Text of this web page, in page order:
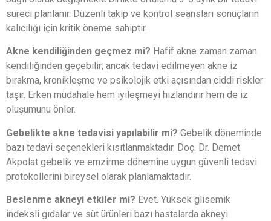
süreci planlanır. Düzenli takip ve kontrol seansları sonuçların
kalıcılığı için kritik öneme sahiptir.
Akne kendiliğinden geçmez mi? Hafif akne zaman zaman
kendiliğinden geçebilir; ancak tedavi edilmeyen akne iz
bırakma, kronikleşme ve psikolojik etki açısından ciddi riskler
taşır. Erken müdahale hem iyileşmeyi hızlandırır hem de iz
oluşumunu önler.
Gebelikte akne tedavisi yapılabilir mi? Gebelik döneminde
bazı tedavi seçenekleri kısıtlanmaktadır. Doç. Dr. Demet
Akpolat gebelik ve emzirme dönemine uygun güvenli tedavi
protokollerini bireysel olarak planlamaktadır.
Beslenme akneyi etkiler mi? Evet. Yüksek glisemik
indeksli gıdalar ve süt ürünleri bazı hastalarda akneyi